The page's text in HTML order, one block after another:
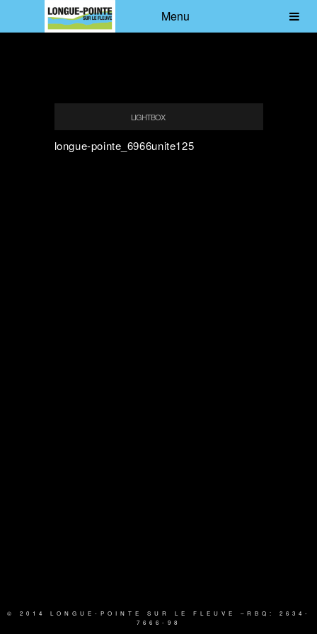
Menu
LIGHTBOX
longue-pointe_6966unite125
© 2014 LONGUE-POINTE SUR LE FLEUVE –RBQ: 2634-
7666-98